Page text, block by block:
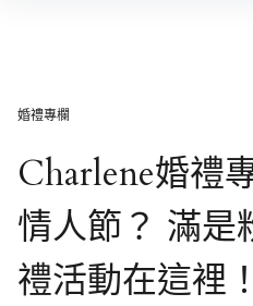
婚禮專欄
Charlene婚禮
情人節？ 滿是
禮活動在這裡！